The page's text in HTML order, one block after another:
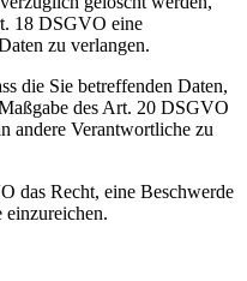
18 DSGVO eine
zu verlangen.
die Sie betreffenden Daten,
des Art. 20 DSGVO
andere Verantwortliche zu
das Recht, eine Beschwerde
einzureichen.